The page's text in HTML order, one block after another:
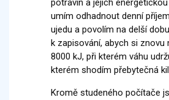
potravin a jejich
umím odhadnout denní
ujedu a povolím na delší
k zapisování, abych si znovu
8000 kJ, při kterém váhu
kterém shodím přebytečná
Kromě studeného počítače